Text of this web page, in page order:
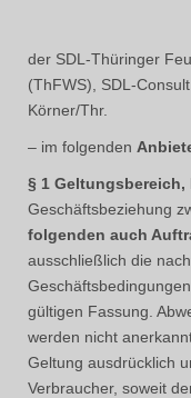
der SDL-Thüringer
(ThFWS), SDL-
Körner/Thr.
– im folgenden
§ 1
Geschäftsbeziehung
folgenden auch
ausschließlich die
gültigen Fassung.
werden nicht
Geltung ausdrücklich
Verbraucher, soweit